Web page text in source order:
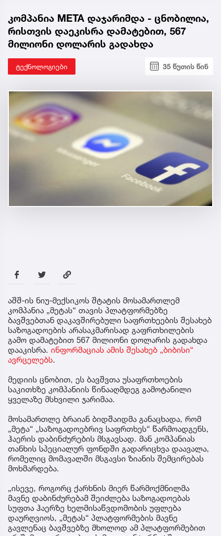
კომპანია META დაჯარიმდა - ცნობილია,
რისთვის დაეკისრა დამატებით, 567
მილიონი დოლარის გადახდა
ტექნოლოგიები 35 წუთის წინ
აშშ-ის ნიუ-მექსიკოს შტატის მოსამართლემ
კომპანია „მეტას“ თავის პლატფორმებზე
ბავშვებთან დაკავშირებული საფრთხეების შესახებ
საზოგადოების არასაკმარისად გაფრთხილების
გამო დამატებით 567 მილიონი დოლარის გადახდა
დააკისრა. ინფორმაციას ამის შესახებ „ბიბისი“
ავრცელებს.
მედიის ცნობით, ეს ბავშვთა უსაფრთხოების
საკითხზე კომპანიის წინააღმდეგ გამოტანილი
ყველაზე მსხვილი ჯარიმაა.
მოსამართლე ბრაიან ბიდშაიდმა განაცხადა, რომ
„მეტა“ „საზოგადოებრივ საფრთხეს“ წარმოადგენს,
ჰაერის დაბინძურების მსგავსად. მან კომპანიას
თანხის სპეციალურ ფონდში გადარიცხვა დაავალა,
რომელიც მომავალში მსგავსი ზიანის შემცირებას
მოხმარდება.
„ისევე, როგორც ქარხნის მიერ წარმოქმნილმა
მავნე დაბინძურებამ შეიძლება საზოგადოებას
სუფთა ჰაერზე ხელმისაწვდომობის უფლება
დაურღვიოს, „მეტას“ პლატფორმების მავნე
გავლენაც ბავშვებზე მხოლოდ ამ პლატფორმებით